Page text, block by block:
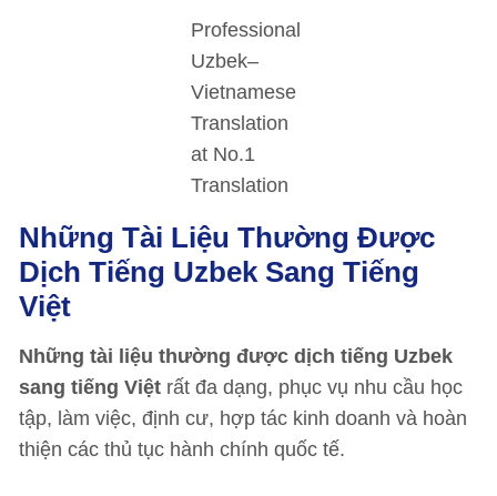
Professional
Uzbek–
Vietnamese
Translation
at No.1
Translation
Những Tài Liệu Thường Được
Dịch Tiếng Uzbek Sang Tiếng
Việt
Những tài liệu thường được dịch tiếng Uzbek
sang tiếng Việt rất đa dạng, phục vụ nhu cầu học
tập, làm việc, định cư, hợp tác kinh doanh và hoàn
thiện các thủ tục hành chính quốc tế.